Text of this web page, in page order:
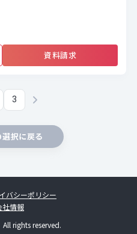
資料請求
3
択に戻る
バシーポリシー
社情報
rights reserved.